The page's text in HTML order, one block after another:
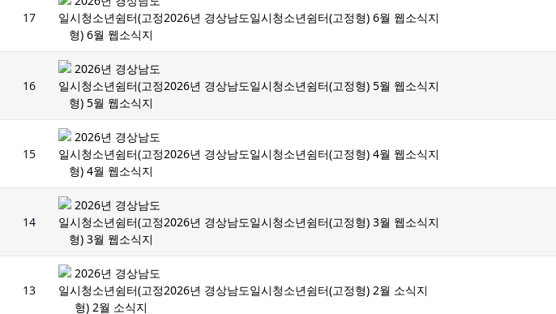
17 2026년 경상남도일시청소년쉼터(고정형) 6월 웹소식지
16 2026년 경상남도일시청소년쉼터(고정형) 5월 웹소식지
15 2026년 경상남도일시청소년쉼터(고정형) 4월 웹소식지
14 2026년 경상남도일시청소년쉼터(고정형) 3월 웹소식지
13 2026년 경상남도일시청소년쉼터(고정형) 2월 소식지